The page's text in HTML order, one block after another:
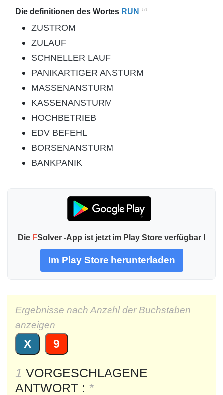
Die definitionen des Wortes RUN 10
ZUSTROM
ZULAUF
SCHNELLER LAUF
PANIKARTIGER ANSTURM
MASSENANSTURM
KASSENANSTURM
HOCHBETRIEB
EDV BEFEHL
BORSENANSTURM
BANKPANIK
Die FSolver -App ist jetzt im Play Store verfügbar !
Im Play Store herunterladen
Ergebnisse nach Anzahl der Buchstaben
anzeigen
X 9
1 VORGESCHLAGENE
ANTWORT : *